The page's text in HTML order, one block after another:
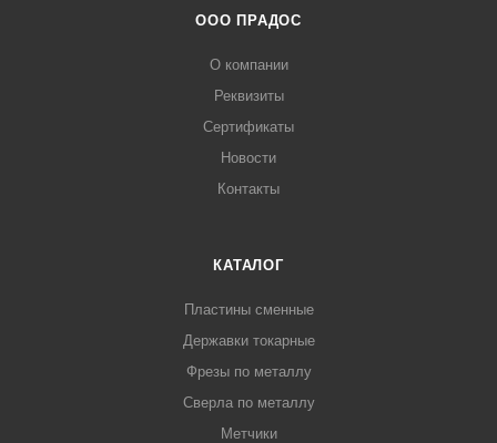
ООО ПРАДОС
О компании
Реквизиты
Сертификаты
Новости
Контакты
КАТАЛОГ
Пластины сменные
Державки токарные
Фрезы по металлу
Сверла по металлу
Метчики